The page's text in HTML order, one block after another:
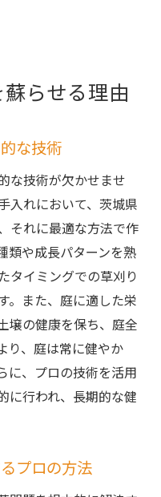
らせる理由
な技術
な技術が欠かせませ
入れにおいて、茨城県
それに最適な方法で作
類や成長パターンを熟
タイミングでの草刈り
。また、庭に適した栄
壌の健康を保ち、庭全
り、庭は常に健やか
に、プロの技術を活用
に行われ、長期的な健
プロの方法